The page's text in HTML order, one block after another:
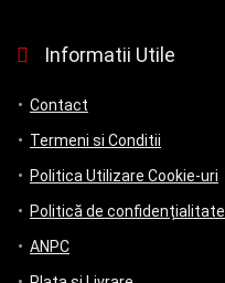
Informatii Utile
Contact
Termeni si Conditii
Politica Utilizare Cookie-uri
Politică de confidențialitate
ANPC